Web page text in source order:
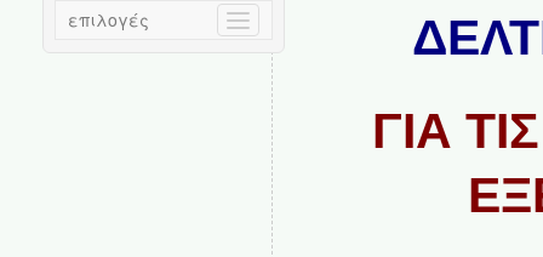
ΓΙΑ